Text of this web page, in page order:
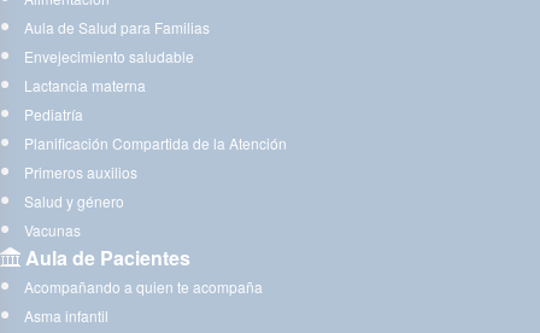
Aula de Salud para Familias
Envejecimiento saludable
Lactancia materna
Pediatría
Planificación Compartida de la Atención
Primeros auxilios
Salud y género
Vacunas
Aula de Pacientes
Acompañando a quien te acompaña
Asma infantil